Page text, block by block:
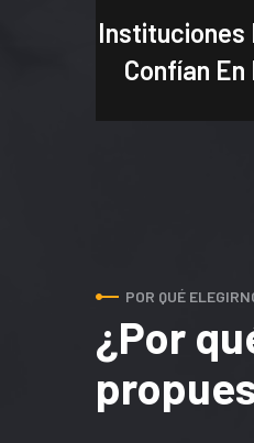
Instituciones
Confían
POR QUÉ
¿Por